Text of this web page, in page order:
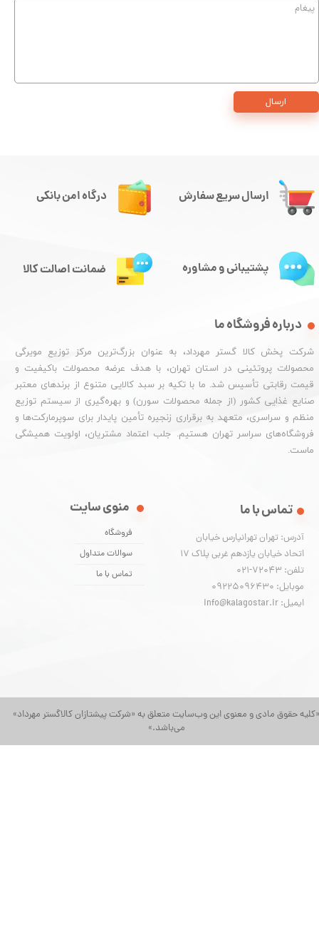
★★★
ارسال
حقوق مادی و معنوی این وب‌سایت متعلق به «شرکت پیشتازان کالاگستر مهرداد»
می‌باشد.»
ارسال سریع سفارش
درباره فروشگاه ما
شرکت پخش کالا گستر مهرداد، به عنوان بزرگ‌ترین مرکز توزیع مویرگی
محصولات پروتئینی در استان تهران، با هدف عرضه محصولات باکیفیت و
قیمت رقابتی تأسیس شد. ما با تکیه بر سبد کالایی متنوع از برندهای معتبر
صنایع غذایی کشور (از جمله محصولات سورن) و بهره‌گیری از سیستم توزیع
منظم و سراسری، متعهد به برقراری زنجیره تأمین پایدار برای سوپرمارکت‌ها و
فروشگاه‌های سراسر تهران هستیم. جلب اعتماد مشتریان، اولویت همیشگی
ماست.
منوی سایت
فروشگاه
سوالات متداول
تماس با ما
تماس با ما
آدرس: تهران تهرانپارس خیابان
اتحاد خیابان یازدهم غربی پلاک ۱۷
تلفن: 72043-021
موبایل: 09225096430
ایمیل: info@kalagostar.ir
درگاه امن بانکی
پشتیبانی و مشاوره ضمانت اصالت کالا